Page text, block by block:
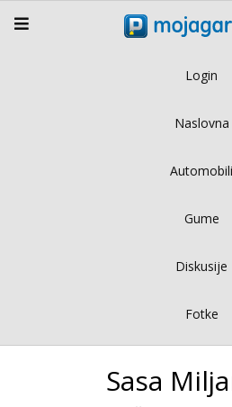
Login
Naslovna
Automobili
Gume
Diskusije
Fotke
Sasa